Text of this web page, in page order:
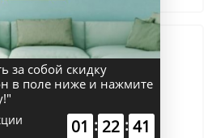
за собой скидку
в поле ниже и нажмите
01 : 22 : 41